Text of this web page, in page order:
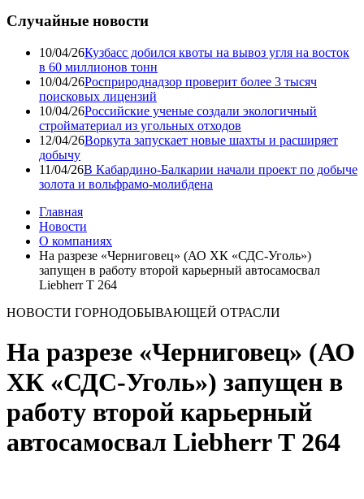
Случайные новости
10/04/26Кузбасс добился квоты на вывоз угля на восток
в 60 миллионов тонн
10/04/26Росприроднадзор проверит более 3 тысяч
поисковых лицензий
10/04/26Российские ученые создали экологичный
стройматериал из угольных отходов
12/04/26Воркута запускает новые шахты и расширяет
добычу
11/04/26В Кабардино-Балкарии начали проект по добыче
золота и вольфрамо-молибдена
Главная
Новости
О компаниях
На разрезе «Черниговец» (АО ХК «СДС-Уголь»)
запущен в работу второй карьерный автосамосвал
Liebherr Т 264
НОВОСТИ ГОРНОДОБЫВАЮЩЕЙ ОТРАСЛИ
На разрезе «Черниговец» (АО
ХК «СДС-Уголь») запущен в
работу второй карьерный
автосамосвал Liebherr Т 264